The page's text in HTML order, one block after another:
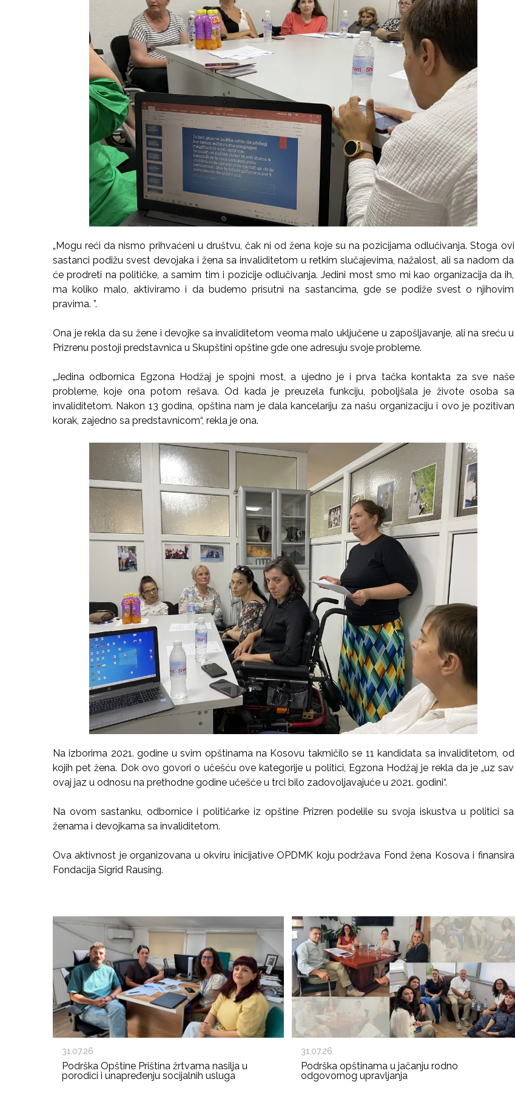
„Mogu reći da nismo prihvaćeni u društvu, čak ni od žena koje su na pozicijama odlučivanja. Stoga ovi
sastanci podižu svest devojaka i žena sa invaliditetom u retkim slučajevima, nažalost, ali sa nadom da
će prodreti na političke, a samim tim i pozicije odlučivanja. Jedini most smo mi kao organizacija da ih,
ma koliko malo, aktiviramo i da budemo prisutni na sastancima, gde se podiže svest o njihovim
pravima. ”.
Ona je rekla da su žene i devojke sa invaliditetom veoma malo uključene u zapošljavanje, ali na sreću u
Prizrenu postoji predstavnica u Skupštini opštine gde one adresuju svoje probleme.
„Jedina odbornica Egzona Hodžaj je spojni most, a ujedno je i prva tačka kontakta za sve naše
probleme, koje ona potom rešava. Od kada je preuzela funkciju, poboljšala je živote osoba sa
invaliditetom. Nakon 13 godina, opština nam je dala kancelariju za našu organizaciju i ovo je pozitivan
korak, zajedno sa predstavnicom“, rekla je ona.
Na izborima 2021. godine u svim opštinama na Kosovu takmičilo se 11 kandidata sa invaliditetom, od
kojih pet žena. Dok ovo govori o učešću ove kategorije u politici, Egzona Hodžaj je rekla da je „uz sav
ovaj jaz u odnosu na prethodne godine učešće u trci bilo zadovoljavajuće u 2021. godini“.
Na ovom sastanku, odbornice i političarke iz opštine Prizren podelile su svoja iskustva u politici sa
ženama i devojkama sa invaliditetom.
Ova aktivnost je organizovana u okviru inicijative OPDMK koju podržava Fond žena Kosova i finansira
Fondacija Sigrid Rausing.
31.07.26
Podrška Opštine Priština žrtvama nasilja u
porodici i unapređenju socijalnih usluga
31.07.26
Podrška opštinama u jačanju rodno
odgovornog upravljanja